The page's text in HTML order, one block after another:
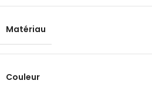
Matériau
Couleur